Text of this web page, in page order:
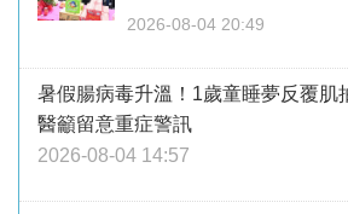
2026-08-04 20:49
暑假腸病毒升溫！1歲童睡夢反覆
醫籲留意重症警訊
2026-08-04 14:57